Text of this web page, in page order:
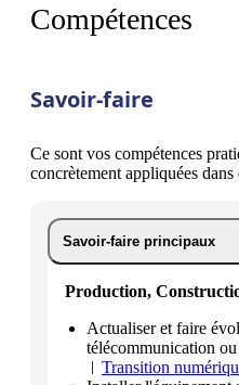
Compétences
Savoir-faire
Ce sont vos compétences
concrètement appliquées
Savoir-faire principaux
Production,
Actualiser et faire
télécommunication
Transition